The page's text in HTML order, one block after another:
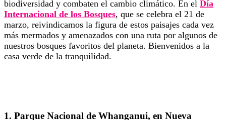
biodiversidad y combaten el cambio climático. En el Día
Internacional de los Bosques, que se celebra el 21 de
marzo, reivindicamos la figura de estos paisajes cada vez
más mermados y amenazados con una ruta por algunos de
nuestros bosques favoritos del planeta. Bienvenidos a la
casa verde de la tranquilidad.
1. Parque Nacional de Whanganui, en Nueva